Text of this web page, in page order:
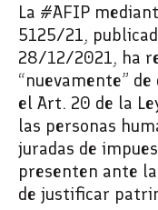
La #AFIP
5125/21,
28/12/2021, ha
“nuevamente”
el Art. 20 de la
las personas
juradas de
presenten ante
de justificar